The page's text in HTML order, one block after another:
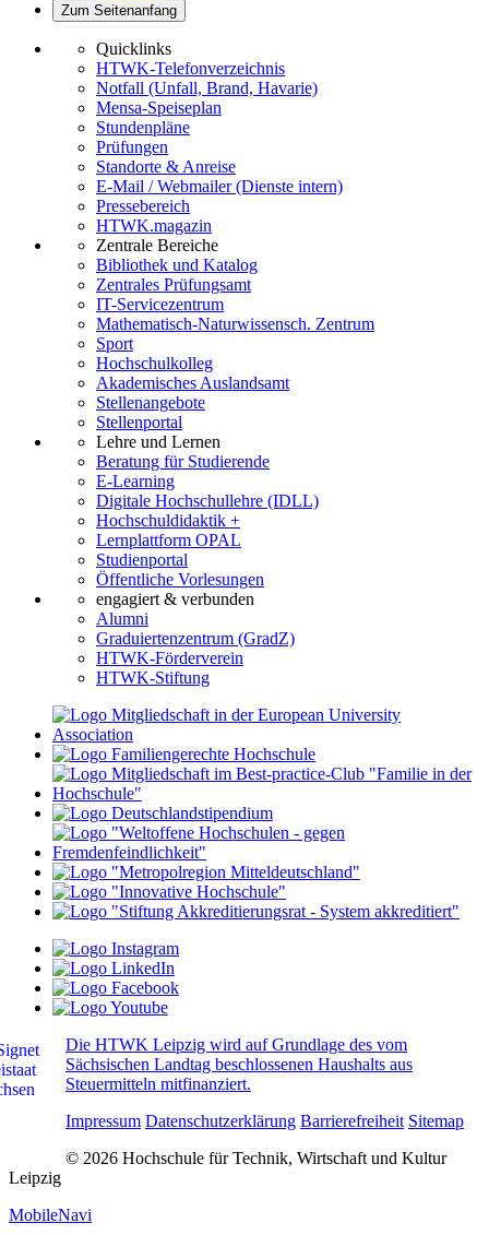
Zum Seitenanfang
Quicklinks
HTWK-Telefonverzeichnis
Notfall (Unfall, Brand, Havarie)
Mensa-Speiseplan
Stundenpläne
Prüfungen
Standorte & Anreise
E-Mail / Webmailer (Dienste intern)
Pressebereich
HTWK.magazin
Zentrale Bereiche
Bibliothek und Katalog
Zentrales Prüfungsamt
IT-Servicezentrum
Mathematisch-Naturwissensch. Zentrum
Sport
Hochschulkolleg
Akademisches Auslandsamt
Stellenangebote
Stellenportal
Lehre und Lernen
Beratung für Studierende
E-Learning
Digitale Hochschullehre (IDLL)
Hochschuldidaktik +
Lernplattform OPAL
Studienportal
Öffentliche Vorlesungen
engagiert & verbunden
Alumni
Graduiertenzentrum (GradZ)
HTWK-Förderverein
HTWK-Stiftung
Die HTWK Leipzig wird auf Grundlage des vom
Sächsischen Landtag beschlossenen Haushalts aus
Steuermitteln mitfinanziert.
Impressum Datenschutzerklärung Barrierefreiheit Sitemap
© 2026 Hochschule für Technik, Wirtschaft und Kultur
Leipzig
MobileNavi